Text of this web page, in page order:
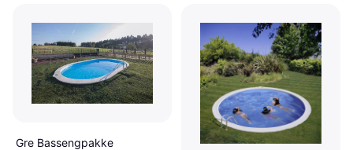
Gre Bassengpakke